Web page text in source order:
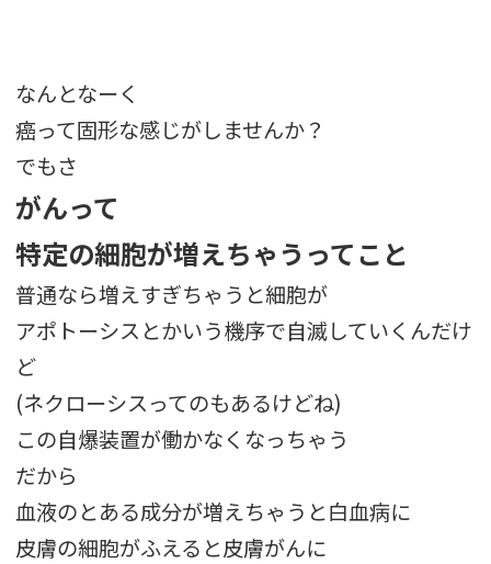
なんとなーく
癌って固形な感じがしませんか？
でもさ
がんって
特定の細胞が増えちゃうってこと
普通なら増えすぎちゃうと細胞が
アポトーシスとかいう機序で自滅していくんだけ
ど
(ネクローシスってのもあるけどね)
この自爆装置が働かなくなっちゃう
だから
血液のとある成分が増えちゃうと白血病に
皮膚の細胞がふえると皮膚がんに